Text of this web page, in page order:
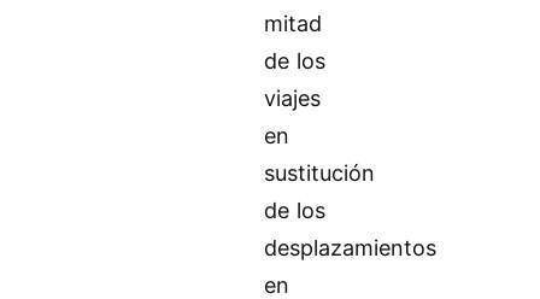
mitad
de los
viajes
en
sustitución
de los
desplazamientos
en